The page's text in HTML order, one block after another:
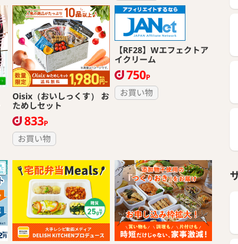
Oisix（おいしっくす） お
ためしセット
833P
お買い物
【RF28】Wエフェクトア
イクリーム
750P
お買い物